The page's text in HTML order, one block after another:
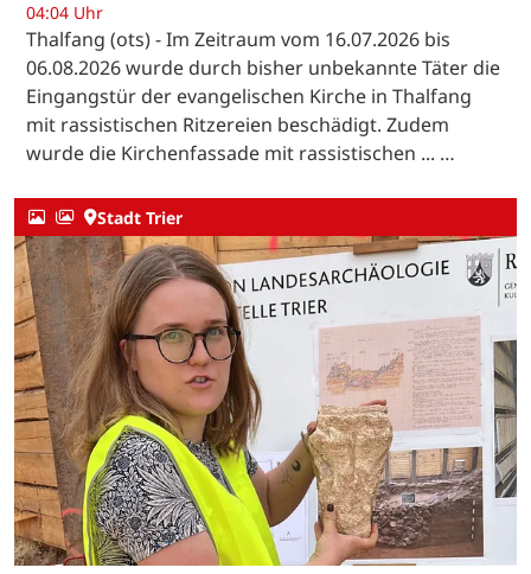
04:04 Uhr
Thalfang (ots) - Im Zeitraum vom 16.07.2026 bis
06.08.2026 wurde durch bisher unbekannte Täter die
Eingangstür der evangelischen Kirche in Thalfang
mit rassistischen Ritzereien beschädigt. Zudem
wurde die Kirchenfassade mit rassistischen ... …
Stadt Trier